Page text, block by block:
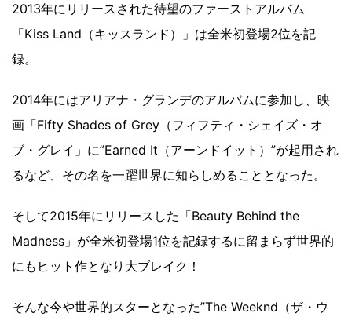
2013年にリリースされた待望のファーストアルバム
「Kiss Land（キッスランド）」は全米初登場2位を記
録。
2014年にはアリアナ・グランデのアルバムに参加し、映
画「Fifty Shades of Grey（フィフティ・シェイズ・オ
ブ・グレイ」に”Earned It（アーンドイット）”が起用され
るなど、その名を一躍世界に知らしめることとなった。
そして2015年にリリースした「Beauty Behind the
Madness」が全米初登場1位を記録するに留まらず世界的
にもヒット作となり大ブレイク！
そんな今や世界的スターとなった”The Weeknd（ザ・ウ